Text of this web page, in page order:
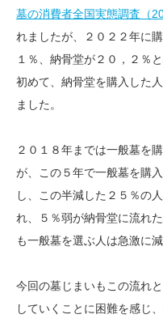
墓の消費者全国実態調査（
れましたが、２０２２年に
１％、納骨堂が２０，２％
初めて、納骨堂を購入した
ました。
２０１８年までは一般墓を
が、この５年で一般墓を購
し、この半減した２５％の
れ、５％弱が納骨堂に流れ
も一般墓を選ぶ人は急激に
今回の墓じまいもこの流れ
していくことに困難を感じ